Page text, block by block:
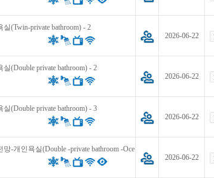
(Twin-private bathroom) - 2
2026-06-22
(Double private bathroom) - 2
2026-06-22
(Double private bathroom) - 3
2026-06-22
-개인욕실(Double -private bathroom -Oce
2026-06-22